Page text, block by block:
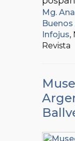
Mg.
Buenos
Infojus,
Revista